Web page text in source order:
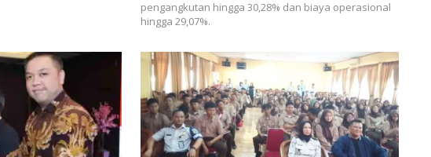
pengangkutan hingga 30,28% dan biaya operasional
hingga 29,07%.